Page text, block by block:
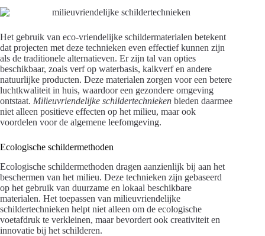
Het gebruik van eco-vriendelijke schildermaterialen betekent
dat projecten met deze technieken even effectief kunnen zijn
als de traditionele alternatieven. Er zijn tal van opties
beschikbaar, zoals verf op waterbasis, kalkverf en andere
natuurlijke producten. Deze materialen zorgen voor een betere
luchtkwaliteit in huis, waardoor een gezondere omgeving
ontstaat. Milieuvriendelijke schildertechnieken bieden daarmee
niet alleen positieve effecten op het milieu, maar ook
voordelen voor de algemene leefomgeving.
Ecologische schildermethoden
Ecologische schildermethoden dragen aanzienlijk bij aan het
beschermen van het milieu. Deze technieken zijn gebaseerd
op het gebruik van duurzame en lokaal beschikbare
materialen. Het toepassen van milieuvriendelijke
schildertechnieken helpt niet alleen om de ecologische
voetafdruk te verkleinen, maar bevordert ook creativiteit en
innovatie bij het schilderen.